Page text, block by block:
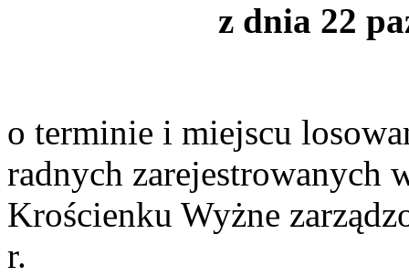
z dnia 22
o terminie i miejscu
radnych zarejestrowanych
Krościenku Wyżne
r.